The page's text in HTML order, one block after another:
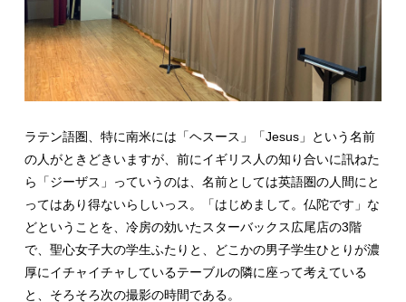
ラテン語圏、特に南米には「ヘスース」「Jesus」という名前
の人がときどきいますが、前にイギリス人の知り合いに訊ねた
ら「ジーザス」っていうのは、名前としては英語圏の人間にと
ってはあり得ないらしいっス。「はじめまして。仏陀です」な
どということを、冷房の効いたスターバックス広尾店の3階
で、聖心女子大の学生ふたりと、どこかの男子学生ひとりが濃
厚にイチャイチャしているテーブルの隣に座って考えている
と、そろそろ次の撮影の時間である。